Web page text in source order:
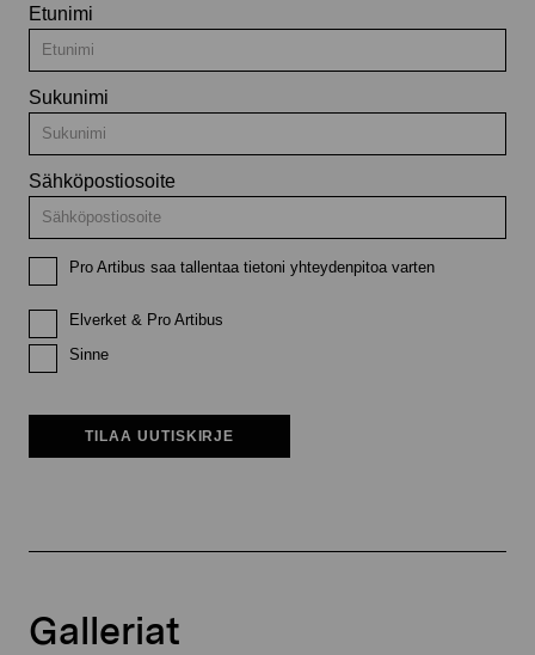
Etunimi
Sukunimi
Sähköpostiosoite
Pro Artibus saa tallentaa tietoni yhteydenpitoa varten
Elverket & Pro Artibus
Sinne
TILAA UUTISKIRJE
Galleriat